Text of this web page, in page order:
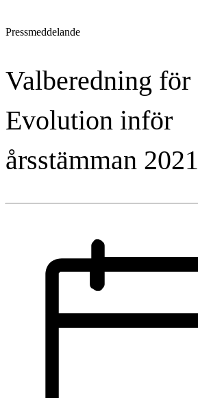
Pressmeddelande
Valberedning för
Evolution inför
årsstämman 2021